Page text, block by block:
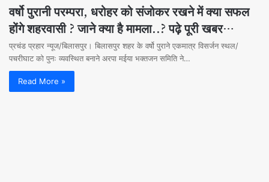
वर्षो पुरानी परम्परा, धरोहर को संजोकर रखने में क्या सफल
होंगे शहरवासी ? जाने क्या है मामला..? पढ़े पूरी खबर…
प्रचंड प्रहार न्यूज/बिलासपुर। बिलासपुर शहर के वर्षो पुराने एकमात्र विसर्जन स्थल/
पचरीघाट को पुनः व्यवस्थित बनाने अरपा मईया भक्तजन समिति ने…
Read More »